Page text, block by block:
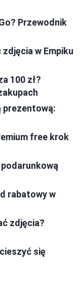
Przewodnik
w Empiku
100 zł?
prezentową:
free krok
rabatowy w
zdjęcia?
się